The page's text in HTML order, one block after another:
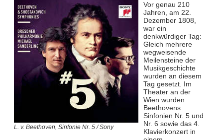
L. v. Beethoven, Sinfonie Nr. 5 / Sony
Vor genau 210
Jahren, am 22.
Dezember 1808,
war ein
denkwürdiger Tag:
Gleich mehrere
wegweisende
Meilensteine der
Musikgeschichte
wurden an diesem
Tag gesetzt. Im
Theater an der
Wien wurden
Beethovens
Sinfonien Nr. 5 und
Nr. 6 sowie das 4.
Klavierkonzert in